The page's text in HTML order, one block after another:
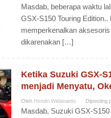
Masdab, beberapa waktu
GSX-S150 Touring Edition..
memperkenalkan
dikarenakan […]
Ketika Suzuki GSX-
menjadi Menyatu,
Oleh Hendri Widananto Diposting
Masdab, Suzuki GSX-